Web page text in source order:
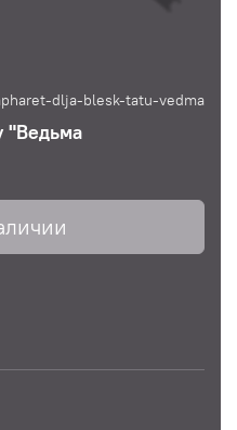
dlja-blesk-tatu-vedma
"Ведьма